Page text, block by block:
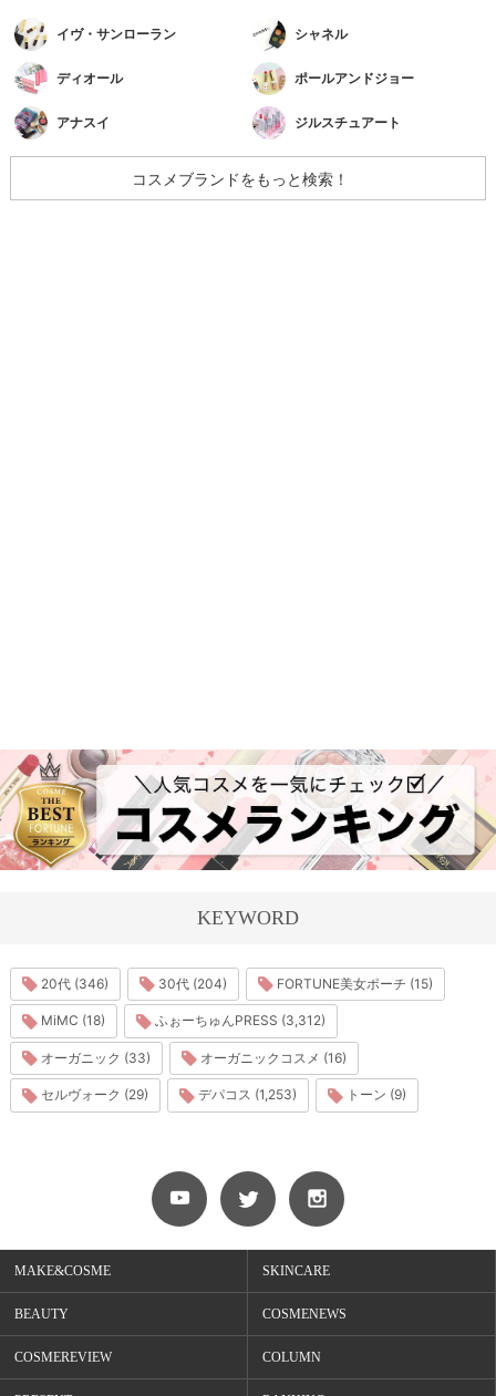
イヴ・サンローラン シャネル
ディオール ポールアンドジョー
アナスイ ジルスチュアート
コスメブランドをもっと検索！
KEYWORD
20代 (346) 30代 (204) FORTUNE美女ポーチ (15)
MiMC (18) ふぉーちゅんPRESS (3,312)
オーガニック (33) オーガニックコスメ (16)
セルヴォーク (29) デパコス (1,253) トーン (9)
MAKE&COSME SKINCARE
BEAUTY COSMENEWS
COSMEREVIEW COLUMN